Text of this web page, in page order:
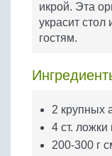
Бобовые
Яйца
икрой. Эта
украсит
гостям.
2 крупных
4 ст.
200-300 г